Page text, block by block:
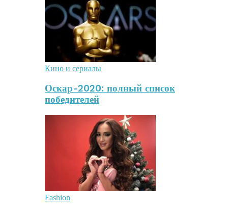
Кино и сериалы
Оскар-2020: полный список
победителей
Fashion